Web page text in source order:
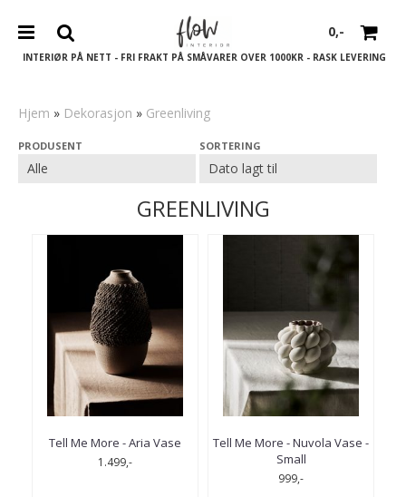
0,-
INTERIØR PÅ NETT - FRI FRAKT PÅ SMÅVARER OVER 1000KR - RASK LEVERING
Hjem » Dekorasjon » Greenliving
PRODUSENT SORTERING
GREENLIVING
Tell Me More - Aria Vase
1.499,-
Tell Me More - Nuvola Vase -
Small
999,-